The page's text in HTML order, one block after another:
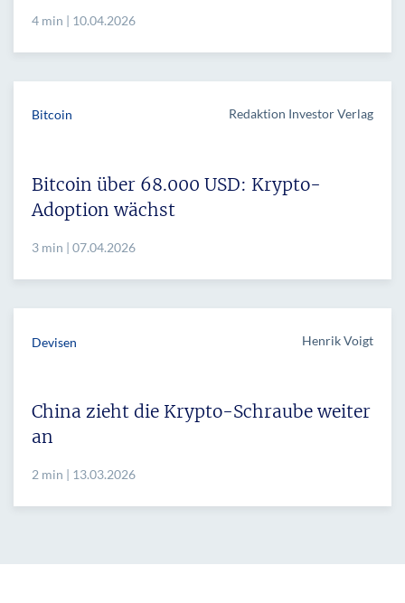
4 min | 10.04.2026
Bitcoin Redaktion Investor Verlag
Bitcoin über 68.000 USD: Krypto-
Adoption wächst
3 min | 07.04.2026
Devisen Henrik Voigt
China zieht die Krypto-Schraube weiter
an
2 min | 13.03.2026